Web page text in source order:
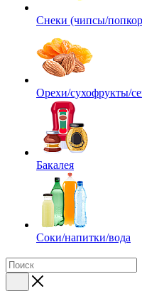
Снеки (чипсы/
Орехи/сухофрукты/
Бакалея
Соки/напитки/вода